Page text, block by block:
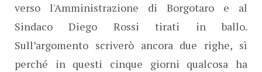
verso l'Amministrazione di Borgotaro e al
Sindaco Diego Rossi tirati in ballo.
Sull’argomento scriverò ancora due righe, sì
perché in questi cinque giorni qualcosa ha